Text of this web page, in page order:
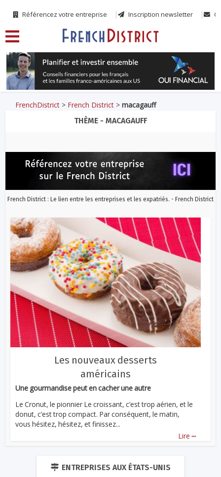
Référencez votre entreprise Inscription newsletter
FrenchDistrict > French District >macagauff
THÈME - MACAGAUFF
French District : Le lien entre les entreprises et les expatriés. - French District
Les nouveaux desserts
américains
Une gourmandise peut en cacher une autre
Le Cronut, le pionnier Le croissant, c’est trop aérien, et le
donut, c’est trop compact. Par conséquent, le matin,
vous hésitez, hésitez, et finissez...
Lire ...
ENTREPRISES AUX ÉTATS-UNIS